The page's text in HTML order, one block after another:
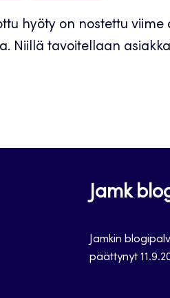
hyöty on nostettu viime
Niillä tavoitellaan
Jamk
Jamkin
päättynyt